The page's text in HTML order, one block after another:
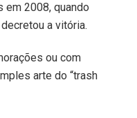
em 2008, quando
a vitória.
ou com
arte do “trash